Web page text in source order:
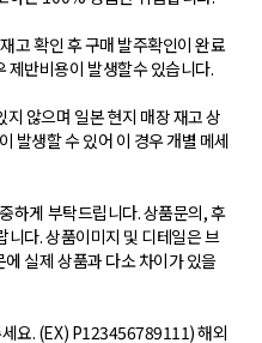
고 확인 후 구매 발주확인이 완료
제반비용이 발생할수 있습니다.
않으며 일본 현지 매장 재고 상
발생할 수 있어 이 경우 개별 메세
하게 부탁드립니다. 상품문의, 후
니다. 상품이미지 및 디테일은 브
실제 상품과 다소 차이가 있을
요. (EX) P123456789111) 해외